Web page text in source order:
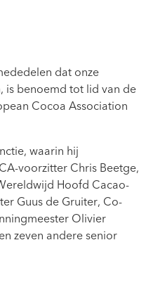
dat onze
is benoemd tot lid van de
Cocoa Association
waarin hij
voorzitter Chris Beetge,
Hoofd Cacao-
Guus de Gruiter, Co-
Olivier
zeven andere senior